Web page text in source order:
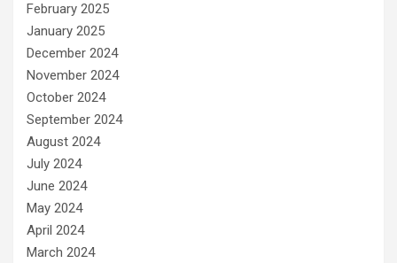
February 2025
January 2025
December 2024
November 2024
October 2024
September 2024
August 2024
July 2024
June 2024
May 2024
April 2024
March 2024